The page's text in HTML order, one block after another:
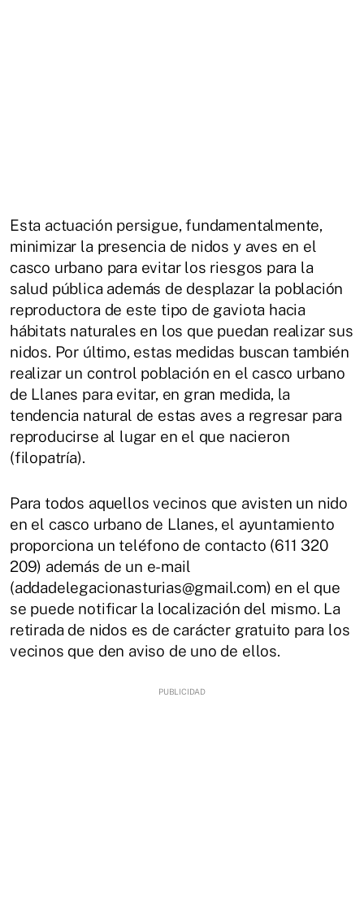
Esta actuación persigue, fundamentalmente,
minimizar la presencia de nidos y aves en el
casco urbano para evitar los riesgos para la
salud pública además de desplazar la población
reproductora de este tipo de gaviota hacia
hábitats naturales en los que puedan realizar sus
nidos. Por último, estas medidas buscan también
realizar un control población en el casco urbano
de Llanes para evitar, en gran medida, la
tendencia natural de estas aves a regresar para
reproducirse al lugar en el que nacieron
(filopatría).
Para todos aquellos vecinos que avisten un nido
en el casco urbano de Llanes, el ayuntamiento
proporciona un teléfono de contacto (611 320
209) además de un e-mail
(addadelegacionasturias@gmail.com) en el que
se puede notificar la localización del mismo. La
retirada de nidos es de carácter gratuito para los
vecinos que den aviso de uno de ellos.